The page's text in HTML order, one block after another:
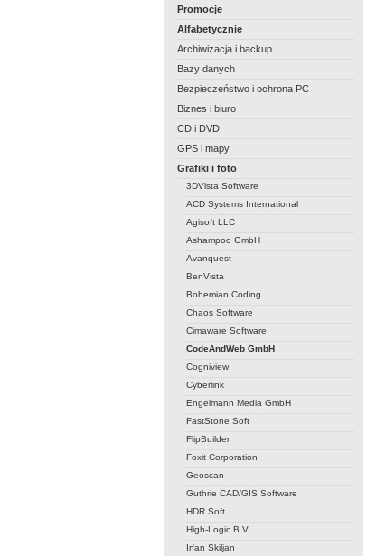
Promocje
Alfabetycznie
Archiwizacja i backup
Bazy danych
Bezpieczeństwo i ochrona PC
Biznes i biuro
CD i DVD
GPS i mapy
Grafiki i foto
3DVista Software
ACD Systems International
Agisoft LLC
Ashampoo GmbH
Avanquest
BenVista
Bohemian Coding
Chaos Software
Cimaware Software
CodeAndWeb GmbH
Cogniview
Cyberlink
Engelmann Media GmbH
FastStone Soft
FlipBuilder
Foxit Corporation
Geoscan
Guthrie CAD/GIS Software
HDR Soft
High-Logic B.V.
Irfan Skiljan